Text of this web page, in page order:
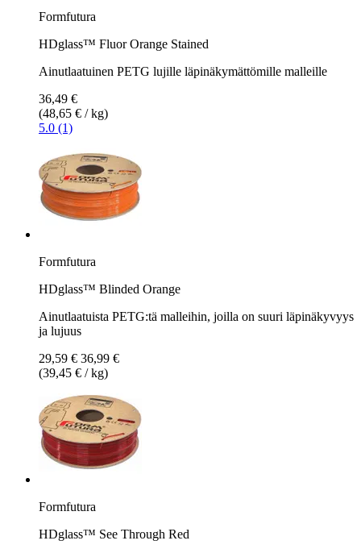
Formfutura
HDglass™ Fluor Orange Stained
Ainutlaatuinen PETG lujille läpinäkymättömille malleille
36,49 €
(48,65 € / kg)
5.0 (1)
Formfutura
HDglass™ Blinded Orange
Ainutlaatuista PETG:tä malleihin, joilla on suuri läpinäkyvyys
ja lujuus
29,59 € 36,99 €
(39,45 € / kg)
Formfutura
HDglass™ See Through Red